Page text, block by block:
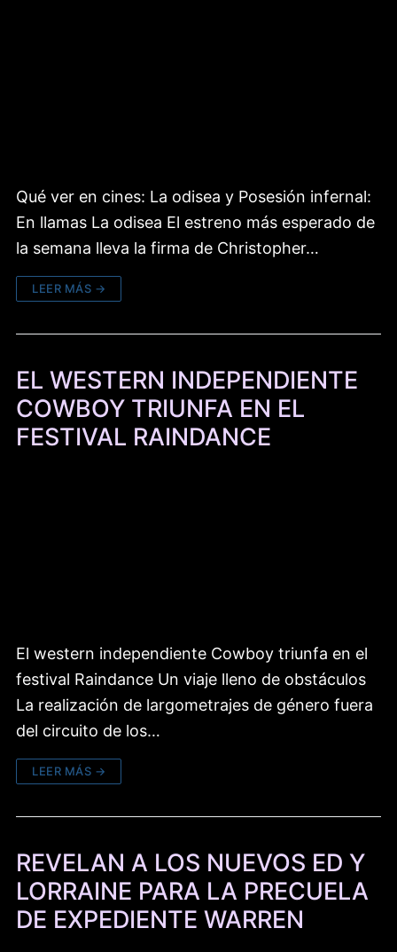
Qué ver en cines: La odisea y Posesión infernal:
En llamas La odisea El estreno más esperado de
la semana lleva la firma de Christopher…
LEER MÁS →
EL WESTERN INDEPENDIENTE
COWBOY TRIUNFA EN EL
FESTIVAL RAINDANCE
El western independiente Cowboy triunfa en el
festival Raindance Un viaje lleno de obstáculos
La realización de largometrajes de género fuera
del circuito de los…
LEER MÁS →
REVELAN A LOS NUEVOS ED Y
LORRAINE PARA LA PRECUELA
DE EXPEDIENTE WARREN